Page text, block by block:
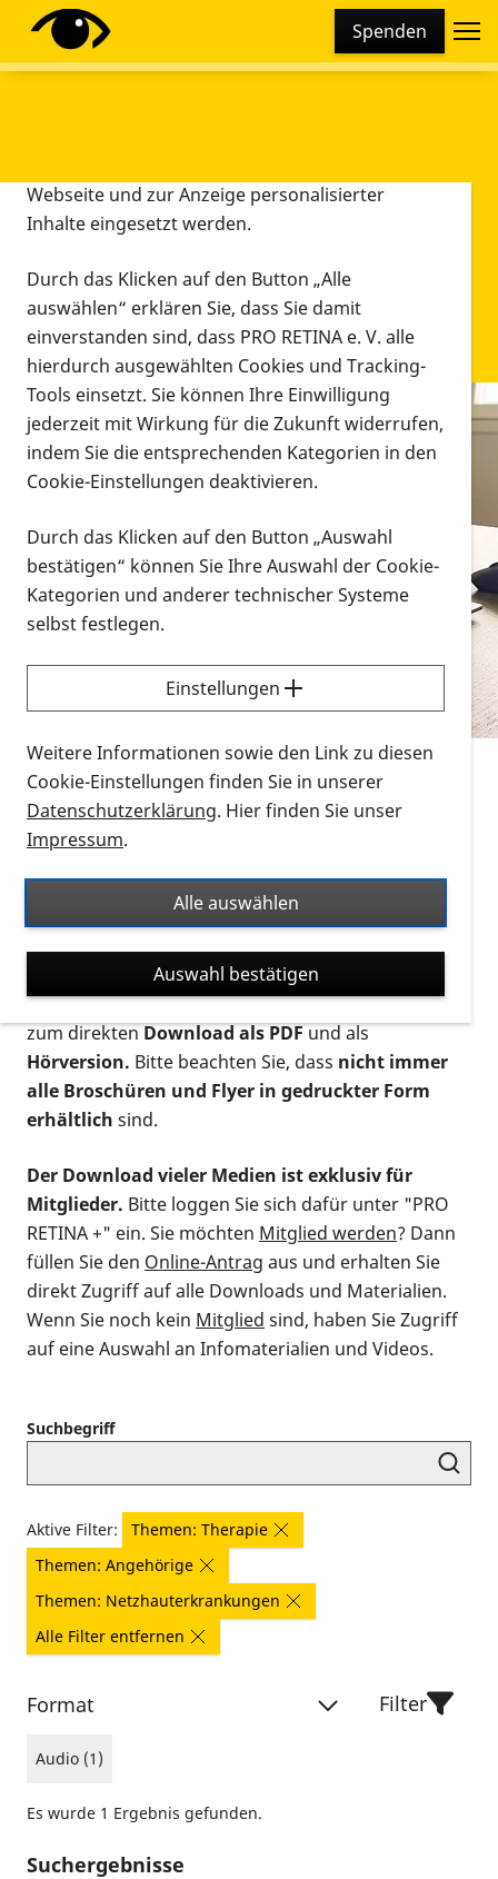
Spenden
Infomaterial
Infomaterial
Vorlesen
Alle Infomaterialien in verschiedenen
Formaten an einem Ort
Sie möchten wissen, wie Sie nach Infonmaterial
suchen und dieses bestellen bzw. herunterladen
können? Schauen Sie sich dieErklärvideos zum
Thema Infomaterial auf der PRO RETINA-Website
für blinde und sehbehinderte Menschen an.
Auf dieser Seite finden Sie sämtliches Infomaterial
Ort. Nutzen Sie den Formatfilter, um ausschließlich
nach Flyern und Broschüren, Audios oder Videos zu
suchen. Die meisten Flyer und Broschüren werden in
verschiedenen Formaten angeboten: zur
postalischen Bestellung als gedruckte Variante
zum direktenDownload als PDFund als
Hörversion. Bitte beachten Sie, dass nicht immer
alle Broschüren und Flyer in gedruckter Form
erhältlich sind.
Der Download vieler Medien ist exklusiv für
Mitglieder. Bitte loggen Sie sich dafür unter "PRO
RETINA +" ein. Sie möchten Mitglied werden? Dann
füllen Sie den Online-Antrag aus und erhalten Sie
direkt Zugriff auf alle Downloads und Materialien.
Wenn Sie noch kein Mitglied sind, haben Sie Zugriff
auf eine Auswahl an Infomaterialien und Videos.
Suchbegriff
Aktive Filter:
Themen: Therapie
Themen: Angehörige
Themen: Netzhauterkrankungen
Alle Filter entfernen
Format
Audio (1)
Filter
Es wurde 1 Ergebnis gefunden.
Suchergebnisse
Diese Webseite setzt verschiedene Cookies und
Tracking-Tools ein. Dies beinhaltet Cookies und
Webseite und zur Anzeige personalisierter
Inhalte eingesetzt werden.
Durch das Klicken auf den Button „Alle
auswählen“ erklären Sie, dass Sie damit
einverstanden sind, dass PRO RETINA e. V. alle
hierdurch ausgewählten Cookies und Tracking-
Tools einsetzt. Sie können Ihre Einwilligung
jederzeit mit Wirkung für die Zukunft widerrufen,
indem Sie die entsprechenden Kategorien in den
Cookie-Einstellungen deaktivieren.
Durch das Klicken auf den Button „Auswahl
bestätigen“ können Sie Ihre Auswahl der Cookie-
Kategorien und anderer technischer Systeme
selbst festlegen.
Einstellungen
Weitere Informationen sowie den Link zu diesen
Cookie-Einstellungen finden Sie in unserer
Datenschutzerklärung. Hier finden Sie unser
Impressum.
Alle auswählen
Auswahl bestätigen